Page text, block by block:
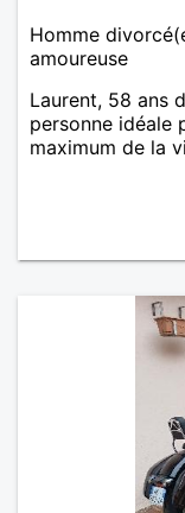
Homme
amoureuse
Laurent, 58 ans
personne idéale
maximum de la